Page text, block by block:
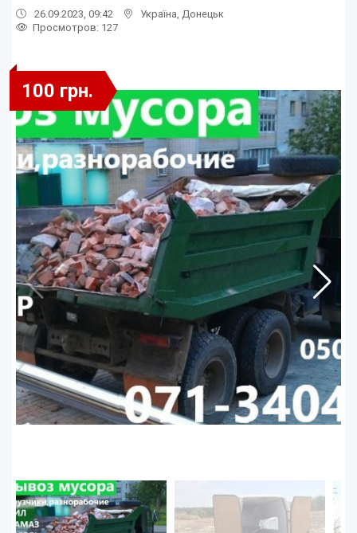
26.09.2023, 09:42 Україна Донецьк
Просмотров: 127
100 грн.